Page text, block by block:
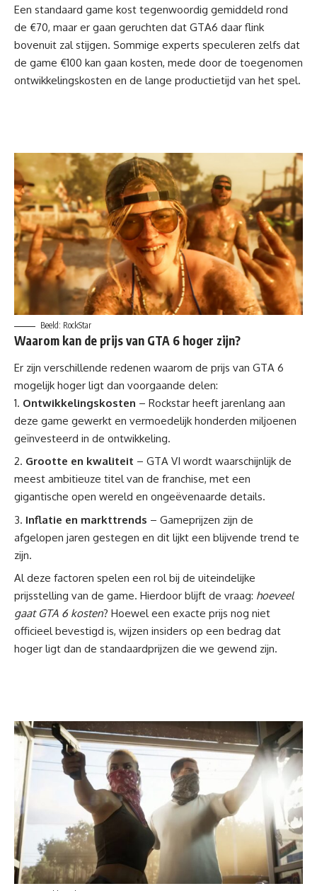
Een standaard game kost tegenwoordig gemiddeld rond
de €70, maar er gaan geruchten dat GTA6 daar flink
bovenuit zal stijgen. Sommige experts speculeren zelfs dat
de game €100 kan gaan kosten, mede door de toegenomen
ontwikkelingskosten en de lange productietijd van het spel.
Beeld: RockStar
Waarom kan de prijs van GTA 6 hoger zijn?
Er zijn verschillende redenen waarom de prijs van GTA 6
mogelijk hoger ligt dan voorgaande delen:
Ontwikkelingskosten – Rockstar heeft jarenlang aan
deze game gewerkt en vermoedelijk honderden miljoenen
geïnvesteerd in de ontwikkeling.
Grootte en kwaliteit – GTA VI wordt waarschijnlijk de
meest ambitieuze titel van de franchise, met een
gigantische open wereld en ongeëvenaarde details.
Inflatie en markttrends – Gameprijzen zijn de
afgelopen jaren gestegen en dit lijkt een blijvende trend te
zijn.
Al deze factoren spelen een rol bij de uiteindelijke
prijsstelling van de game. Hierdoor blijft de vraag: hoeveel
gaat GTA 6 kosten? Hoewel een exacte prijs nog niet
officieel bevestigd is, wijzen insiders op een bedrag dat
hoger ligt dan de standaardprijzen die we gewend zijn.